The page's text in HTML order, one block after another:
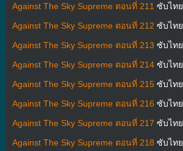
Against The Sky Supreme ตอนที่ 211 ซับไทย
Against The Sky Supreme ตอนที่ 212 ซับไทย
Against The Sky Supreme ตอนที่ 213 ซับไทย
Against The Sky Supreme ตอนที่ 214ซับไทย
Against The Sky Supreme ตอนที่ 215ซับไทย
Against The Sky Supreme ตอนที่ 216 ซับไทย
Against The Sky Supreme ตอนที่ 217 ซับไทย
Against The Sky Supreme ตอนที่ 218 ซับไทย